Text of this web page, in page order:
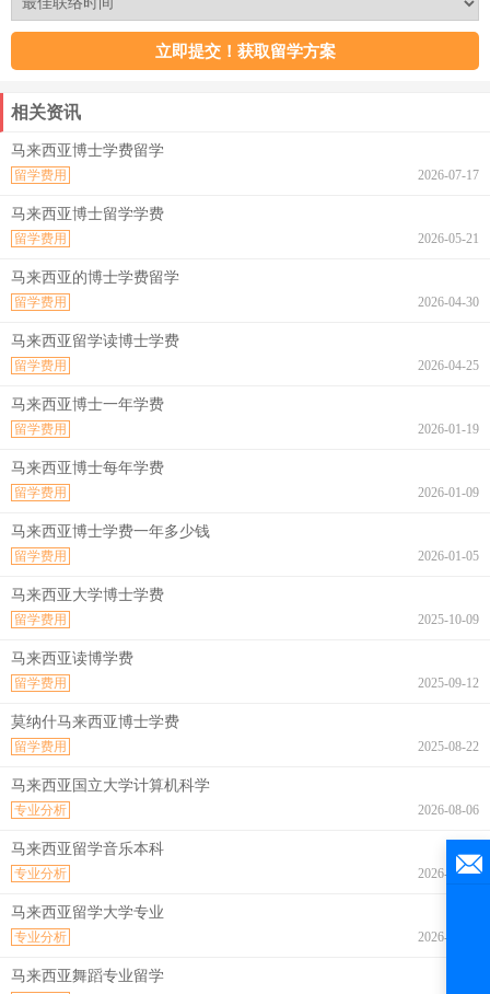
相关资讯
马来西亚博士学费留学
2026-07-17
留学费用
马来西亚博士留学学费
2026-05-21
留学费用
马来西亚的博士学费留学
2026-04-30
留学费用
马来西亚留学读博士学费
2026-04-25
留学费用
马来西亚博士一年学费
2026-01-19
留学费用
马来西亚博士每年学费
2026-01-09
留学费用
马来西亚博士学费一年多少钱
2026-01-05
留学费用
马来西亚大学博士学费
2025-10-09
留学费用
马来西亚读博学费
2025-09-12
留学费用
莫纳什马来西亚博士学费
2025-08-22
留学费用
马来西亚国立大学计算机科学
2026-08-06
专业分析
马来西亚留学音乐本科
2026-08-06
专业分析
马来西亚留学大学专业
2026-08-06
专业分析
马来西亚舞蹈专业留学